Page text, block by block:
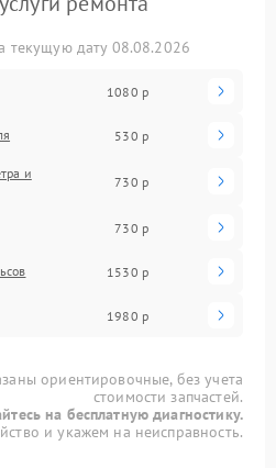
текущую дату 08.08.2026
1080 р
530 р
и
730 р
730 р
1530 р
1980 р
ориентировочные, без учета
стоимости запчастей.
на бесплатную диагностику.
и укажем на неисправность.